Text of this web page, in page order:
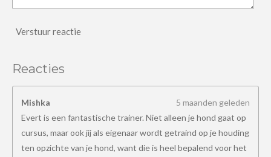
Verstuur reactie
Reacties
Mishka
5 maanden geleden
Evert is een fantastische trainer. Niet alleen je hond gaat op
cursus, maar ook jij als eigenaar wordt getraind op je houding
ten opzichte van je hond, want die is heel bepalend voor het